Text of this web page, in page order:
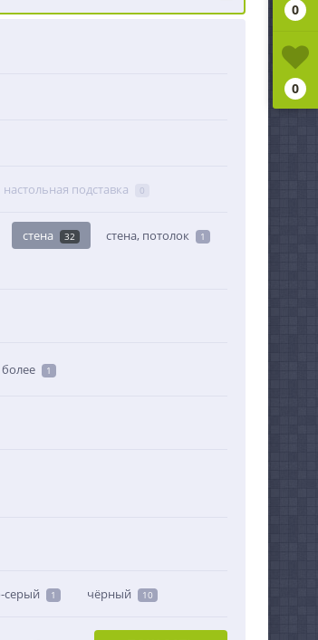
настольная подставка 0
стена 32 стена, потолок 1
1
серый 1 чёрный 10
0
0